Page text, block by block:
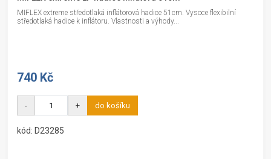
MIFLEX extreme středotlaká inflátorová hadice 51cm. Vysoce flexibilní
středotlaká hadice k inflátoru. Vlastnosti a výhody...
740 Kč
- + do košíku
kód: D23285